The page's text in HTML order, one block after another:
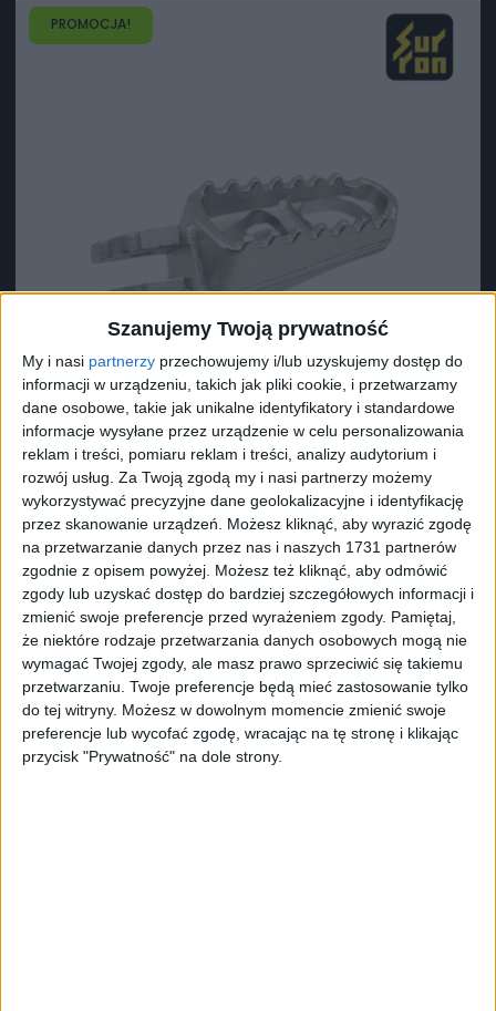
Szanujemy Twoją prywatność
My i nasi partnerzy przechowujemy i/lub uzyskujemy dostęp do
informacji w urządzeniu, takich jak pliki cookie, i przetwarzamy
dane osobowe, takie jak unikalne identyfikatory i standardowe
informacje wysyłane przez urządzenie w celu personalizowania
reklam i treści, pomiaru reklam i treści, analizy audytorium i
rozwój usług. Za Twoją zgodą my i nasi partnerzy możemy
wykorzystywać precyzyjne dane geolokalizacyjne i identyfikację
przez skanowanie urządzeń. Możesz kliknąć, aby wyrazić zgodę
na przetwarzanie danych przez nas i naszych 1731 partnerów
zgodnie z opisem powyżej. Możesz też kliknąć, aby odmówić
zgody lub uzyskać dostęp do bardziej szczegółowych informacji i
zmienić swoje preferencje przed wyrażeniem zgody. Pamiętaj,
że niektóre rodzaje przetwarzania danych osobowych mogą nie
wymagać Twojej zgody, ale masz prawo sprzeciwić się takiemu
przetwarzaniu. Twoje preferencje będą mieć zastosowanie tylko
do tej witryny. Możesz w dowolnym momencie zmienić swoje
preferencje lub wycofać zgodę, wracając na tę stronę i klikając
przycisk "Prywatność" na dole strony.
PROMOCJA!
Surron Podnóżek prawy L1e X
68,81zł68,81zł
ZOBACZ WIĘCEJ